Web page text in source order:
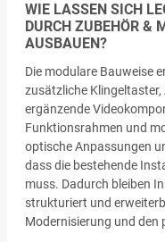
WIE LASSEN SICH
DURCH ZUBEHÖR &
AUSBAUEN?
Die modulare Bauweise
zusätzliche
ergänzende
Funktionsrahmen und
optische Anpassungen
dass die bestehende
muss. Dadurch bleiben
strukturiert und
Modernisierung und den